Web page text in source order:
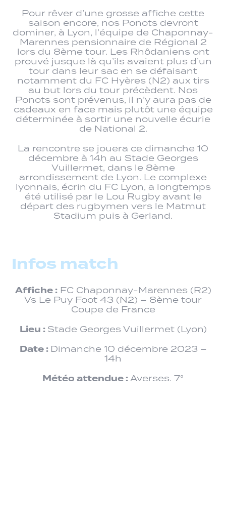
Pour rêver d’une grosse affiche cette
saison encore, nos Ponots devront
dominer, à Lyon, l’équipe de Chaponnay-
Marennes pensionnaire de Régional 2
lors du 8ème tour. Les Rhôdaniens ont
prouvé jusque là qu’ils avaient plus d’un
tour dans leur sac en se défaisant
notamment du FC Hyères (N2) aux tirs
au but lors du tour précèdent. Nos
Ponots sont prévenus, il n’y aura pas de
cadeaux en face mais plutôt une équipe
déterminée à sortir une nouvelle écurie
de National 2.
La rencontre se jouera ce dimanche 10
décembre à 14h au Stade Georges
Vuillermet, dans le 8ème
arrondissement de Lyon. Le complexe
lyonnais, écrin du FC Lyon, a longtemps
été utilisé par le Lou Rugby avant le
départ des rugbymen vers le Matmut
Stadium puis à Gerland.
Infos match
Affiche :FC Chaponnay-Marennes (R2)
Vs Le Puy Foot 43 (N2) – 8ème tour
Coupe de France
Lieu : Stade Georges Vuillermet (Lyon)
Date : Dimanche 10 décembre 2023 –
14h
Météo attendue :Averses. 7°